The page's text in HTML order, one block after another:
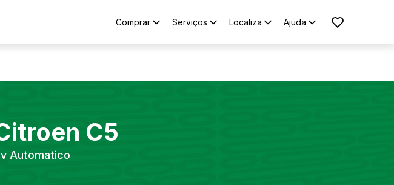
Comprar Serviços Localiza Ajuda
C5
Automatico